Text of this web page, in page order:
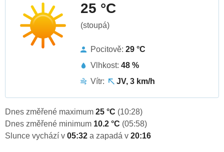
25 °C
(stoupá)
Pocitově: 29 °C
Vlhkost: 48 %
Vítr:
JV, 3 km/h
Dnes změřené maximum 25 °C (10:28)
Dnes změřené minimum 10.2 °C (05:58)
Slunce vychází v 05:32 a zapadá v 20:16